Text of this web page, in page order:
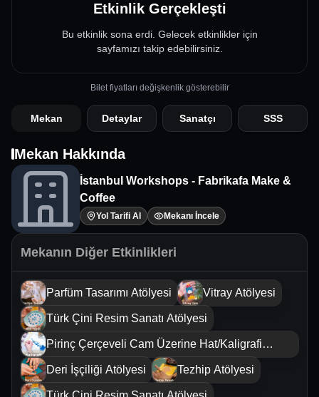
Etkinlik Gerçekleşti
Bu etkinlik sona erdi. Gelecek etkinlikler için
sayfamızı takip edebilirsiniz.
Bilet fiyatları değişkenlik gösterebilir
Mekan Detaylar Sanatçı SSS
Mekan Hakkında
İstanbul Workshops - Fabrikafa Make &
Coffee
Yol Tarifi Al Mekanı İncele
Mekanın Diğer Etkinlikleri
Parfüm Tasarımı Atölyesi Vitray Atölyesi
Türk Çini Resim Sanatı Atölyesi
Pirinç Çerçeveli Cam Üzerine Hat/Kaligrafi
Sanatı Atölyesi
Deri İşçiliği Atölyesi Tezhip Atölyesi